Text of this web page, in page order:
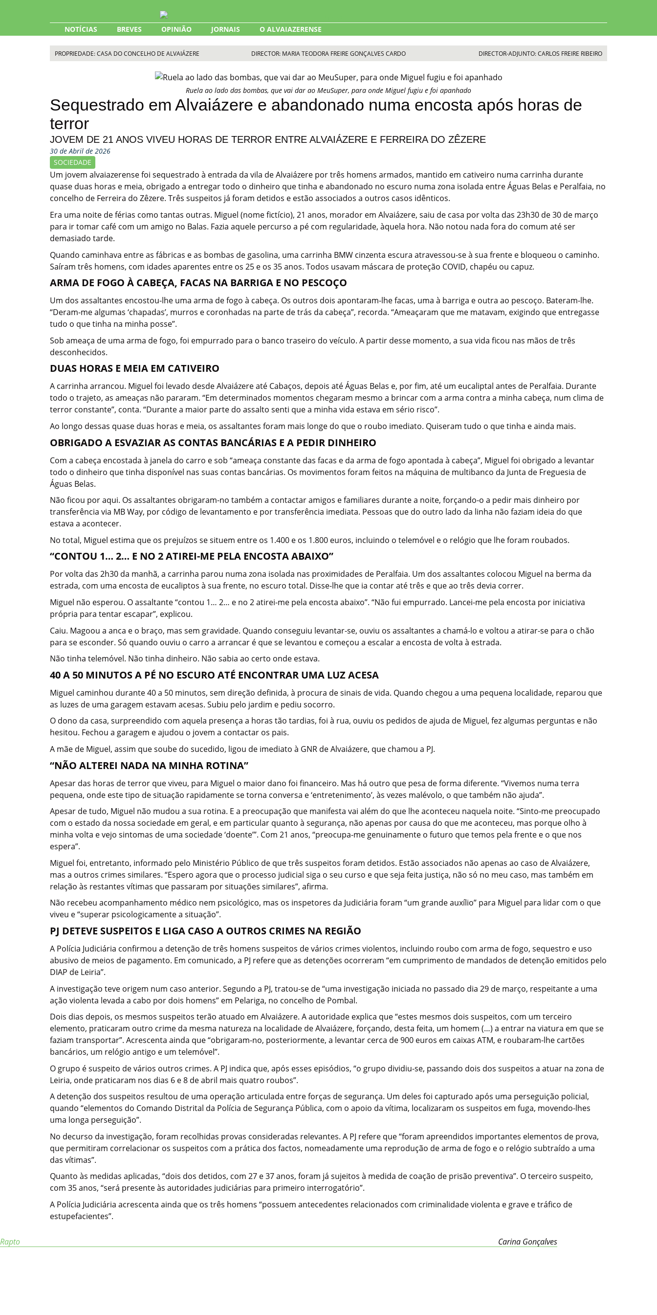
NOTÍCIAS BREVES OPINIÃO JORNAIS O ALVAIAZERENSE
PROPRIEDADE: CASA DO CONCELHO DE ALVAIÁZERE DIRECTOR: MARIA TEODORA FREIRE GONÇALVES CARDO DIRECTOR-ADJUNTO: CARLOS FREIRE RIBEIRO
Ruela ao lado das bombas, que vai dar ao MeuSuper, para onde Miguel fugiu e foi apanhado
Sequestrado em Alvaiázere e abandonado numa encosta após horas de
terror
JOVEM DE 21 ANOS VIVEU HORAS DE TERROR ENTRE ALVAIÁZERE E FERREIRA DO ZÊZERE
30 de Abril de 2026
SOCIEDADE
Um jovem alvaiazerense foi sequestrado à entrada da vila de Alvaiázere por três homens armados, mantido em cativeiro numa carrinha durante
quase duas horas e meia, obrigado a entregar todo o dinheiro que tinha e abandonado no escuro numa zona isolada entre Águas Belas e Peralfaia, no
concelho de Ferreira do Zêzere. Três suspeitos já foram detidos e estão associados a outros casos idênticos.
Era uma noite de férias como tantas outras. Miguel (nome fictício), 21 anos, morador em Alvaiázere, saiu de casa por volta das 23h30 de 30 de março
para ir tomar café com um amigo no Balas. Fazia aquele percurso a pé com regularidade, àquela hora. Não notou nada fora do comum até ser
demasiado tarde.
Quando caminhava entre as fábricas e as bombas de gasolina, uma carrinha BMW cinzenta escura atravessou-se à sua frente e bloqueou o caminho.
Saíram três homens, com idades aparentes entre os 25 e os 35 anos. Todos usavam máscara de proteção COVID, chapéu ou capuz.
ARMA DE FOGO À CABEÇA, FACAS NA BARRIGA E NO PESCOÇO
Um dos assaltantes encostou-lhe uma arma de fogo à cabeça. Os outros dois apontaram-lhe facas, uma à barriga e outra ao pescoço. Bateram-lhe.
“Deram-me algumas ‘chapadas’, murros e coronhadas na parte de trás da cabeça”, recorda. “Ameaçaram que me matavam, exigindo que entregasse
tudo o que tinha na minha posse”.
Sob ameaça de uma arma de fogo, foi empurrado para o banco traseiro do veículo. A partir desse momento, a sua vida ficou nas mãos de três
desconhecidos.
DUAS HORAS E MEIA EM CATIVEIRO
A carrinha arrancou. Miguel foi levado desde Alvaiázere até Cabaços, depois até Águas Belas e, por fim, até um eucaliptal antes de Peralfaia. Durante
todo o trajeto, as ameaças não pararam. “Em determinados momentos chegaram mesmo a brincar com a arma contra a minha cabeça, num clima de
terror constante”, conta. “Durante a maior parte do assalto senti que a minha vida estava em sério risco”.
Ao longo dessas quase duas horas e meia, os assaltantes foram mais longe do que o roubo imediato. Quiseram tudo o que tinha e ainda mais.
OBRIGADO A ESVAZIAR AS CONTAS BANCÁRIAS E A PEDIR DINHEIRO
Com a cabeça encostada à janela do carro e sob “ameaça constante das facas e da arma de fogo apontada à cabeça”, Miguel foi obrigado a levantar
todo o dinheiro que tinha disponível nas suas contas bancárias. Os movimentos foram feitos na máquina de multibanco da Junta de Freguesia de
Águas Belas.
Não ficou por aqui. Os assaltantes obrigaram-no também a contactar amigos e familiares durante a noite, forçando-o a pedir mais dinheiro por
transferência via MB Way, por código de levantamento e por transferência imediata. Pessoas que do outro lado da linha não faziam ideia do que
estava a acontecer.
No total, Miguel estima que os prejuízos se situem entre os 1.400 e os 1.800 euros, incluindo o telemóvel e o relógio que lhe foram roubados.
“CONTOU 1… 2… E NO 2 ATIREI-ME PELA ENCOSTA ABAIXO”
Por volta das 2h30 da manhã, a carrinha parou numa zona isolada nas proximidades de Peralfaia. Um dos assaltantes colocou Miguel na berma da
estrada, com uma encosta de eucaliptos à sua frente, no escuro total. Disse-lhe que ia contar até três e que ao três devia correr.
Miguel não esperou. O assaltante “contou 1… 2… e no 2 atirei-me pela encosta abaixo”. “Não fui empurrado. Lancei-me pela encosta por iniciativa
própria para tentar escapar”, explicou.
Caiu. Magoou a anca e o braço, mas sem gravidade. Quando conseguiu levantar-se, ouviu os assaltantes a chamá-lo e voltou a atirar-se para o chão
para se esconder. Só quando ouviu o carro a arrancar é que se levantou e começou a escalar a encosta de volta à estrada.
Não tinha telemóvel. Não tinha dinheiro. Não sabia ao certo onde estava.
40 A 50 MINUTOS A PÉ NO ESCURO ATÉ ENCONTRAR UMA LUZ ACESA
Miguel caminhou durante 40 a 50 minutos, sem direção definida, à procura de sinais de vida. Quando chegou a uma pequena localidade, reparou que
as luzes de uma garagem estavam acesas. Subiu pelo jardim e pediu socorro.
O dono da casa, surpreendido com aquela presença a horas tão tardias, foi à rua, ouviu os pedidos de ajuda de Miguel, fez algumas perguntas e não
hesitou. Fechou a garagem e ajudou o jovem a contactar os pais.
A mãe de Miguel, assim que soube do sucedido, ligou de imediato à GNR de Alvaiázere, que chamou a PJ.
“NÃO ALTEREI NADA NA MINHA ROTINA”
Apesar das horas de terror que viveu, para Miguel o maior dano foi financeiro. Mas há outro que pesa de forma diferente. “Vivemos numa terra
pequena, onde este tipo de situação rapidamente se torna conversa e ‘entretenimento’, às vezes malévolo, o que também não ajuda”.
Apesar de tudo, Miguel não mudou a sua rotina. E a preocupação que manifesta vai além do que lhe aconteceu naquela noite. “Sinto-me preocupado
com o estado da nossa sociedade em geral, e em particular quanto à segurança, não apenas por causa do que me aconteceu, mas porque olho à
minha volta e vejo sintomas de uma sociedade ‘doente’”. Com 21 anos, “preocupa-me genuinamente o futuro que temos pela frente e o que nos
espera”.
Miguel foi, entretanto, informado pelo Ministério Público de que três suspeitos foram detidos. Estão associados não apenas ao caso de Alvaiázere,
mas a outros crimes similares. “Espero agora que o processo judicial siga o seu curso e que seja feita justiça, não só no meu caso, mas também em
relação às restantes vítimas que passaram por situações similares”, afirma.
Não recebeu acompanhamento médico nem psicológico, mas os inspetores da Judiciária foram “um grande auxílio” para Miguel para lidar com o que
viveu e “superar psicologicamente a situação”.
PJ DETEVE SUSPEITOS E LIGA CASO A OUTROS CRIMES NA REGIÃO
A Polícia Judiciária confirmou a detenção de três homens suspeitos de vários crimes violentos, incluindo roubo com arma de fogo, sequestro e uso
abusivo de meios de pagamento. Em comunicado, a PJ refere que as detenções ocorreram “em cumprimento de mandados de detenção emitidos pelo
DIAP de Leiria”.
A investigação teve origem num caso anterior. Segundo a PJ, tratou-se de “uma investigação iniciada no passado dia 29 de março, respeitante a uma
ação violenta levada a cabo por dois homens” em Pelariga, no concelho de Pombal.
Dois dias depois, os mesmos suspeitos terão atuado em Alvaiázere. A autoridade explica que “estes mesmos dois suspeitos, com um terceiro
elemento, praticaram outro crime da mesma natureza na localidade de Alvaiázere, forçando, desta feita, um homem (…) a entrar na viatura em que se
faziam transportar”. Acrescenta ainda que “obrigaram-no, posteriormente, a levantar cerca de 900 euros em caixas ATM, e roubaram-lhe cartões
bancários, um relógio antigo e um telemóvel”.
O grupo é suspeito de vários outros crimes. A PJ indica que, após esses episódios, “o grupo dividiu-se, passando dois dos suspeitos a atuar na zona de
Leiria, onde praticaram nos dias 6 e 8 de abril mais quatro roubos”.
A detenção dos suspeitos resultou de uma operação articulada entre forças de segurança. Um deles foi capturado após uma perseguição policial,
quando “elementos do Comando Distrital da Polícia de Segurança Pública, com o apoio da vítima, localizaram os suspeitos em fuga, movendo-lhes
uma longa perseguição”.
No decurso da investigação, foram recolhidas provas consideradas relevantes. A PJ refere que “foram apreendidos importantes elementos de prova,
que permitiram correlacionar os suspeitos com a prática dos factos, nomeadamente uma reprodução de arma de fogo e o relógio subtraído a uma
das vítimas”.
Quanto às medidas aplicadas, “dois dos detidos, com 27 e 37 anos, foram já sujeitos à medida de coação de prisão preventiva”. O terceiro suspeito,
com 35 anos, “será presente às autoridades judiciárias para primeiro interrogatório”.
A Polícia Judiciária acrescenta ainda que os três homens “possuem antecedentes relacionados com criminalidade violenta e grave e tráfico de
estupefacientes”.
Rapto Carina Gonçalves